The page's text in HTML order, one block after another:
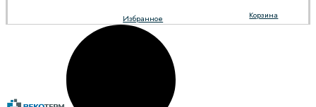
Корзина
Избранное